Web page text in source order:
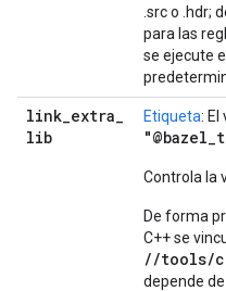
.src o .hdr;
para las
se ejecute
link_extra_
lib
Etiqueta: El
Controla la
De forma
C++ se
//tools/
depende